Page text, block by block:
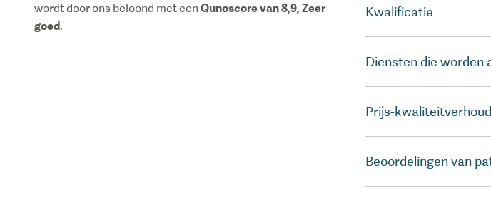
wordt door ons beloond met eenQunoscore van8,9,Zeer
goed.
Kwalificatie
Diensten die worden
Prijs-
Beoordelingen van